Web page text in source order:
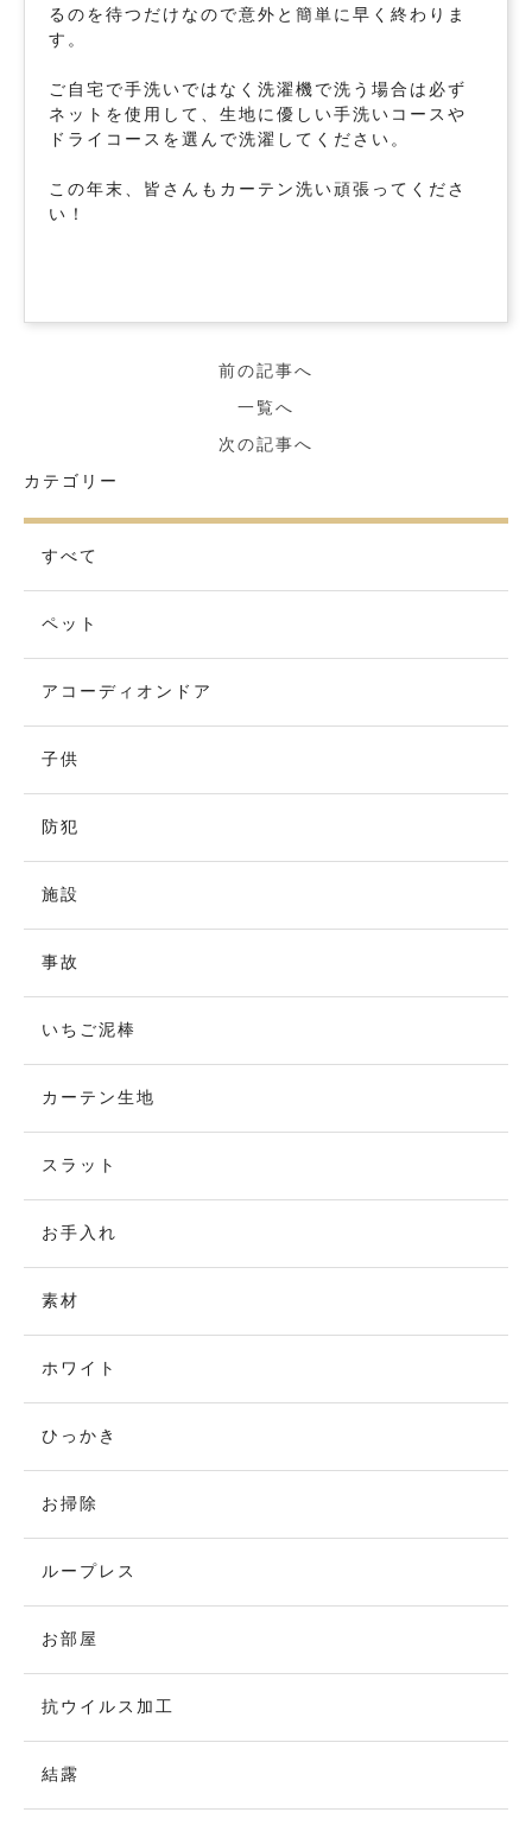
るのを待つだけなので意外と簡単に早く終わりま
す。
ご自宅で手洗いではなく洗濯機で洗う場合は必ず
ネットを使用して、生地に優しい手洗いコースや
ドライコースを選んで洗濯してください。
この年末、皆さんもカーテン洗い頑張ってくださ
い！
前の記事へ
一覧へ
次の記事へ
カテゴリー
すべて
ペット
アコーディオンドア
子供
防犯
施設
事故
いちご泥棒
カーテン生地
スラット
お手入れ
素材
ホワイト
ひっかき
お掃除
ループレス
お部屋
抗ウイルス加工
結露